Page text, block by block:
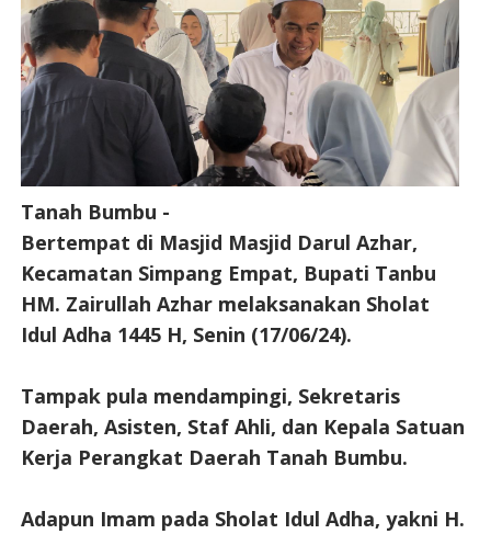
Tanah Bumbu -
Bertempat di Masjid Masjid Darul Azhar,
Kecamatan Simpang Empat, Bupati Tanbu
HM. Zairullah Azhar melaksanakan Sholat
Idul Adha 1445 H, Senin (17/06/24).
Tampak pula mendampingi, Sekretaris
Daerah, Asisten, Staf Ahli, dan Kepala Satuan
Kerja Perangkat Daerah Tanah Bumbu.
Adapun Imam pada Sholat Idul Adha, yakni H.